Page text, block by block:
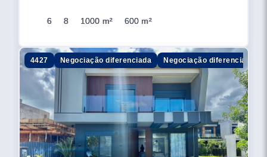
6 8 1000 m² 600 m²
4427 Negociação diferenciada Negociação diferenciada